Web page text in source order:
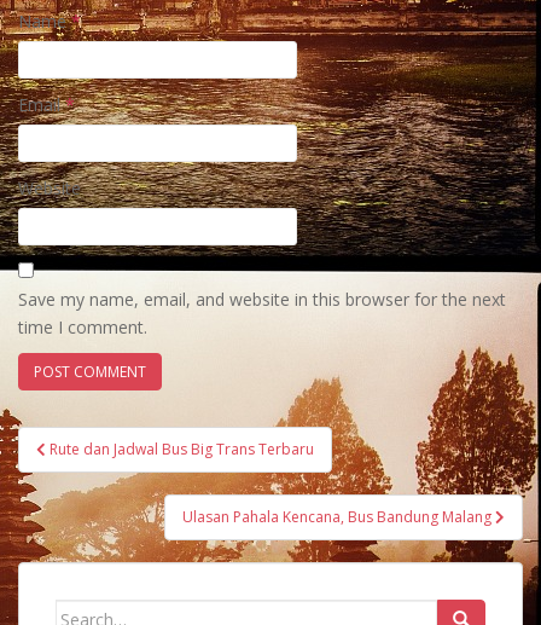
Name*
Email*
Website
Save my name, email, and website in this browser for the next
time I comment.
Post
navigation
Rute dan Jadwal Bus Big Trans Terbaru
Ulasan Pahala Kencana, Bus Bandung Malang
Search